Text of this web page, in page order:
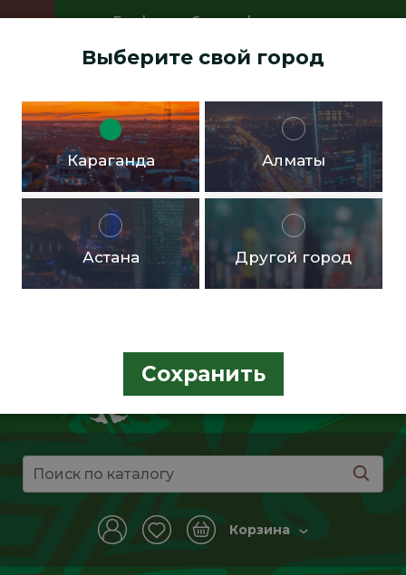
График работы офисов:
13:00 до 14:00 Суббота, воскресенье -
Доставка бесплатная в черте города от 10.000тг!
Корзина
Выберите свой город
Караганда Алматы
Астана Другой город
Сохранить